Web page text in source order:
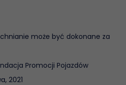
może być dokonane za
Promocji Pojazdów
2021